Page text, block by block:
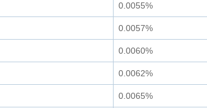
0.0055%
0.0057%
0.0060%
0.0062%
0.0065%